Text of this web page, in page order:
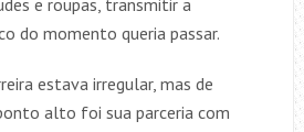
e roupas, transmitir a
do momento queria passar.
estava irregular, mas de
alto foi sua parceria com